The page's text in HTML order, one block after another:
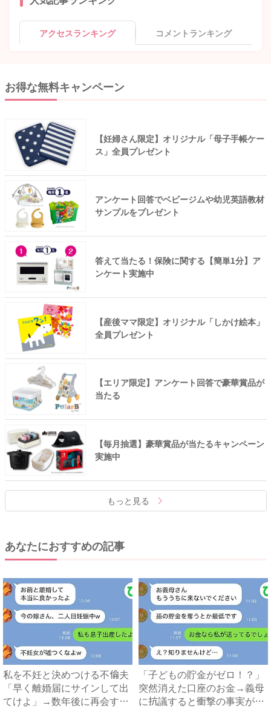
アクセスランキング コメントランキング
お得な無料キャンペーン
【妊婦さん限定】オリジナル「母子手帳ケー
ス」全員プレゼント
アンケート回答でベビージムや幼児英語教材
サンプルをプレゼント
答えて当たる！保険に関する【簡単1分】ア
ンケート実施中
【産後ママ限定】オリジナル「しかけ絵本」
全員プレゼント
【エリア限定】アンケート回答で豪華賞品が
当たる
【毎月抽選】豪華賞品が当たるキャンペーン
実施中
もっと見る
あなたにおすすめの記事
私を不妊と決めつける不倫夫
「早く離婚届にサインして出
てけよ」→数年後に再会する
「子どもの貯金がゼロ！？」
突然消えた口座のお金→義母
に抗議すると衝撃の事実が判